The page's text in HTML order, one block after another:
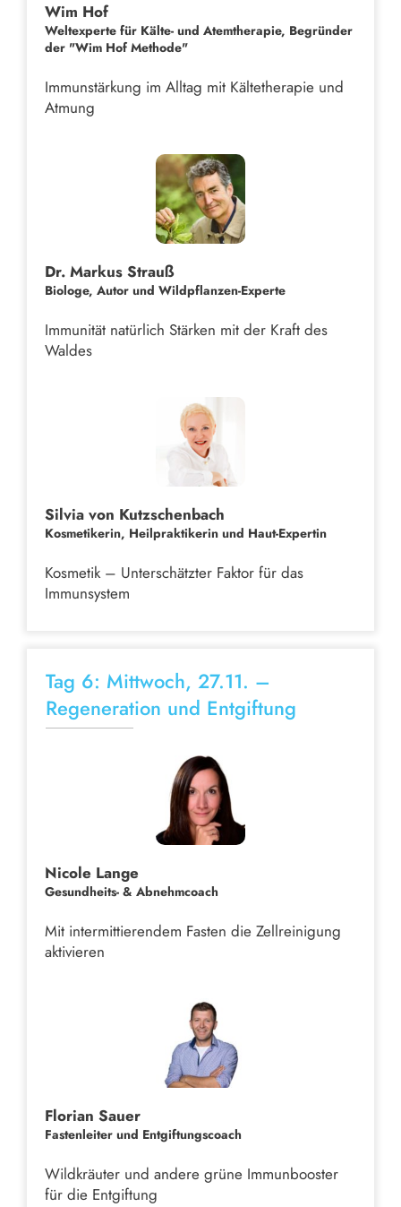
Wim Hof
Weltexperte für Kälte- und Atemtherapie, Begründer
der "Wim Hof Methode"
Immunstärkung im Alltag mit Kältetherapie und
Atmung
Dr. Markus Strauß
Biologe, Autor und Wildpflanzen-Experte
Immunität natürlich Stärken mit der Kraft des
Waldes
Silvia von Kutzschenbach
Kosmetikerin, Heilpraktikerin und Haut-Expertin
Kosmetik – Unterschätzter Faktor für das
Immunsystem
Tag 6: Mittwoch, 27.11. –
Regeneration und Entgiftung
Nicole Lange
Gesundheits- & Abnehmcoach
Mit intermittierendem Fasten die Zellreinigung
aktivieren
Florian Sauer
Fastenleiter und Entgiftungscoach
Wildkräuter und andere grüne Immunbooster
für die Entgiftung